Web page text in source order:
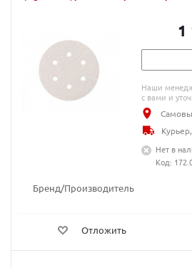
Бренд/Производитель
Отложить
1
Наши
с вами и
Нет в
Код: